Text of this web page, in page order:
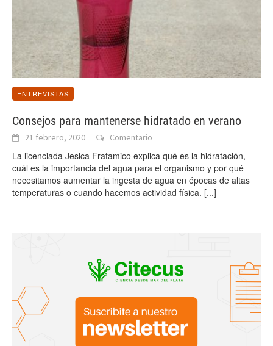
ENTREVISTAS
Consejos para mantenerse hidratado en verano
21 febrero, 2020 Comentario
La licenciada Jesica Fratamico explica qué es la hidratación,
cuál es la importancia del agua para el organismo y por qué
necesitamos aumentar la ingesta de agua en épocas de altas
temperaturas o cuando hacemos actividad física. [...]